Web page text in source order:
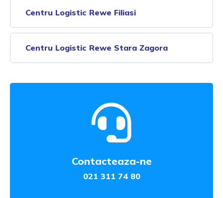
Centru Logistic Rewe Filiasi
Centru Logistic Rewe Stara Zagora
Contacteaza-ne
021 311 74 80